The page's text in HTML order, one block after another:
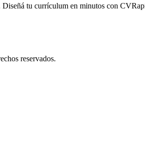
tu currículum en minutos con
reservados.